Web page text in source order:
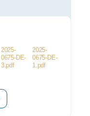
2025-
0675-DE-
3.pdf
2025-
0675-DE-
1.pdf